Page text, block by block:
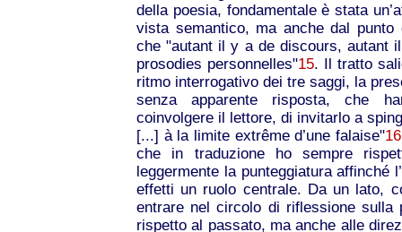
della poesia, fondamentale è stata
vista semantico, ma anche dal
che "autant il y a de discours, autant
prosodies personnelles"15. Il tratto
ritmo interrogativo dei tre saggi, la
senza apparente risposta, che
coinvolgere il lettore, di invitarlo a
[...] à la limite extrême d’une falaise"16
che in traduzione ho sempre
leggermente la punteggiatura affinché
effetti un ruolo centrale. Da un lato,
entrare nel circolo di riflessione sulla
rispetto al passato, ma anche alle